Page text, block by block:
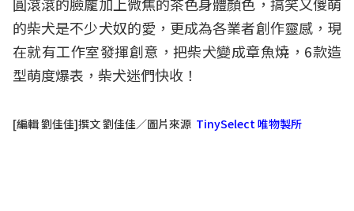
的柴犬是不少犬奴的愛，更成為各業者創作靈感，現
在就有工作室發揮創意，把柴犬變成章魚燒，6款造
型萌度爆表，柴犬迷們快收！
[編輯 劉佳佳]撰文 劉佳佳／圖片來源 TinySelect 唯物製所